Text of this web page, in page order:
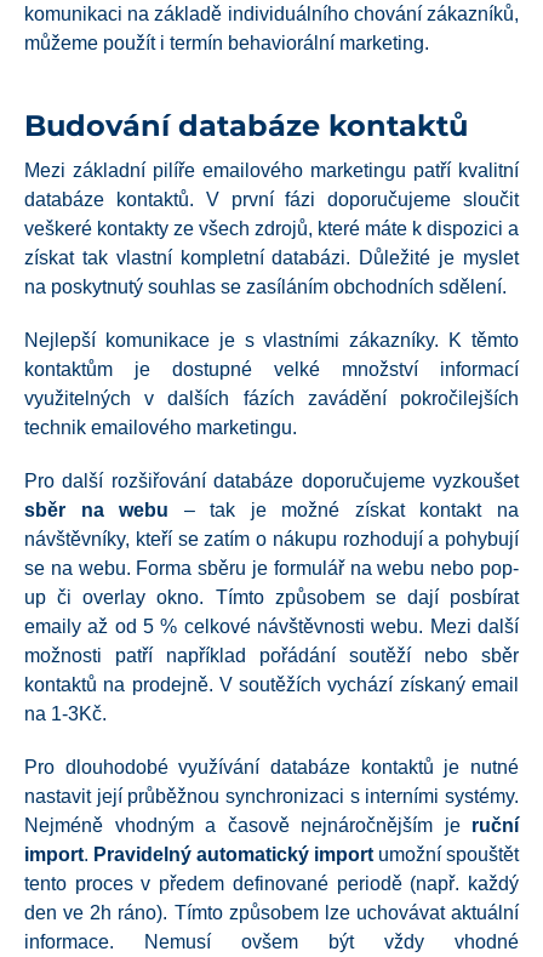
komunikaci na základě individuálního chování zákazníků,
můžeme použít i termín behaviorální marketing.
Budování databáze kontaktů
Mezi základní pilíře emailového marketingu patří kvalitní
databáze kontaktů. V první fázi doporučujeme sloučit
veškeré kontakty ze všech zdrojů, které máte k dispozici a
získat tak vlastní kompletní databázi. Důležité je myslet
na poskytnutý souhlas se zasíláním obchodních sdělení.
Nejlepší komunikace je s vlastními zákazníky. K těmto
kontaktům je dostupné velké množství informací
využitelných v dalších fázích zavádění pokročilejších
technik emailového marketingu.
Pro další rozšiřování databáze doporučujeme vyzkoušet
sběr na webu – tak je možné získat kontakt na
návštěvníky, kteří se zatím o nákupu rozhodují a pohybují
se na webu. Forma sběru je formulář na webu nebo pop-
up či overlay okno. Tímto způsobem se dají posbírat
emaily až od 5 % celkové návštěvnosti webu. Mezi další
možnosti patří například pořádání soutěží nebo sběr
kontaktů na prodejně. V soutěžích vychází získaný email
na 1-3Kč.
Pro dlouhodobé využívání databáze kontaktů je nutné
nastavit její průběžnou synchronizaci s interními systémy.
Nejméně vhodným a časově nejnáročnějším je ruční
import. Pravidelný automatický import umožní spouštět
tento proces v předem definované periodě (např. každý
den ve 2h ráno). Tímto způsobem lze uchovávat aktuální
informace. Nemusí ovšem být vždy vhodné